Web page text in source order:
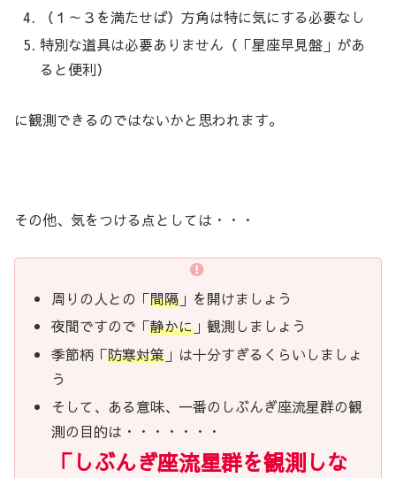
（１～３を満たせば）方角は特に気にする必要なし
特別な道具は必要ありません（「星座早見盤」があ
ると便利）
に観測できるのではないかと思われます。
その他、気をつける点としては・・・
周りの人との「間隔 」を開けましょう
夜間ですので「静かに 」観測しましょう
季節柄「防寒対策 」は十分すぎるくらいしましょ
う
そして、ある意味、一番のしぶんぎ座流星群の観
測の目的は・・・・・・・
「しぶんぎ座流星群を観測しな